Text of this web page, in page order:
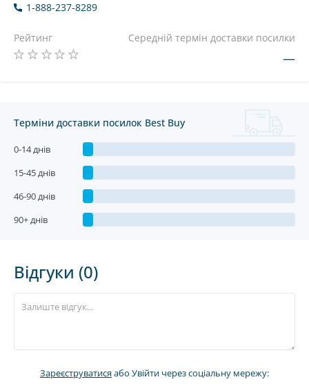
1-888-237-8289
Рейтинг Середній термін доставки посилки
—
Терміни доставки посилок Best Buy
0-14 днів
15-45 днів
46-90 днів
90+ днів
Відгуки (0)
Зареєструватисяабо Увійти через соціальну мережу: